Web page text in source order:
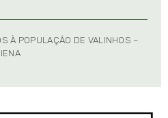
À POPULAÇÃO DE VALINHOS –